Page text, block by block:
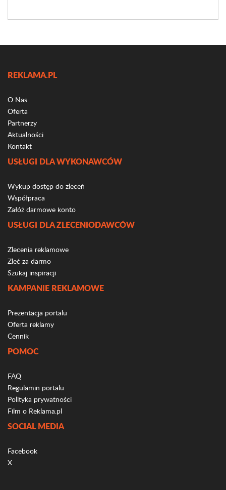
REKLAMA.PL
O Nas
Oferta
Partnerzy
Aktualności
Kontakt
USŁUGI DLA WYKONAWCÓW
Wykup dostęp do zleceń
Współpraca
Załóż darmowe konto
USŁUGI DLA ZLECENIODAWCÓW
Zlecenia reklamowe
Zleć za darmo
Szukaj inspiracji
KAMPANIE REKLAMOWE
Prezentacja portalu
Oferta reklamy
Cennik
POMOC
FAQ
Regulamin portalu
Polityka prywatności
Film o Reklama.pl
SOCIAL MEDIA
Facebook
X